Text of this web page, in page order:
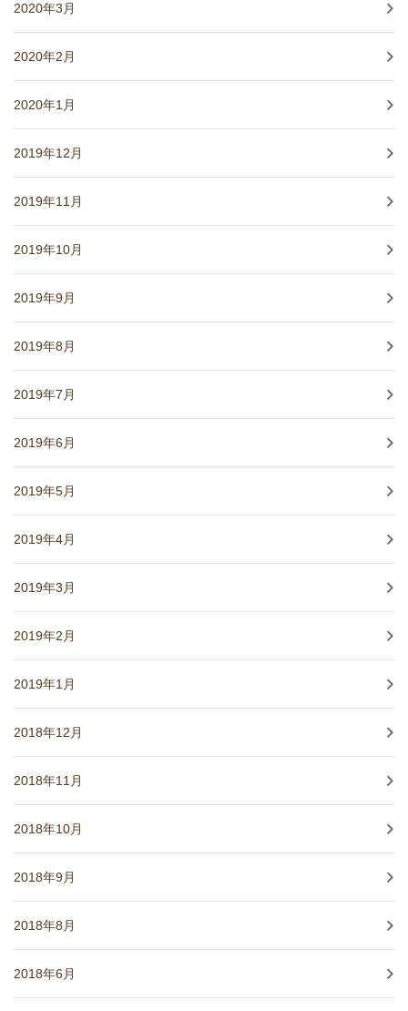
2020年3月
2020年2月
2020年1月
2019年12月
2019年11月
2019年10月
2019年9月
2019年8月
2019年7月
2019年6月
2019年5月
2019年4月
2019年3月
2019年2月
2019年1月
2018年12月
2018年11月
2018年10月
2018年9月
2018年8月
2018年6月